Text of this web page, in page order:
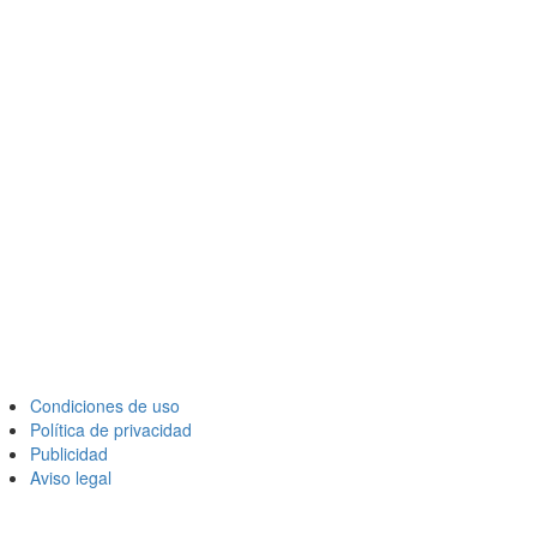
Condiciones de uso
Política de privacidad
Publicidad
Aviso legal